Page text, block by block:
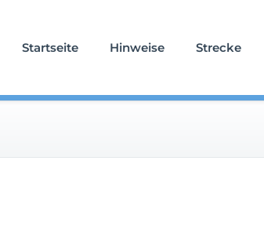
Startseite Hinweise Strecke